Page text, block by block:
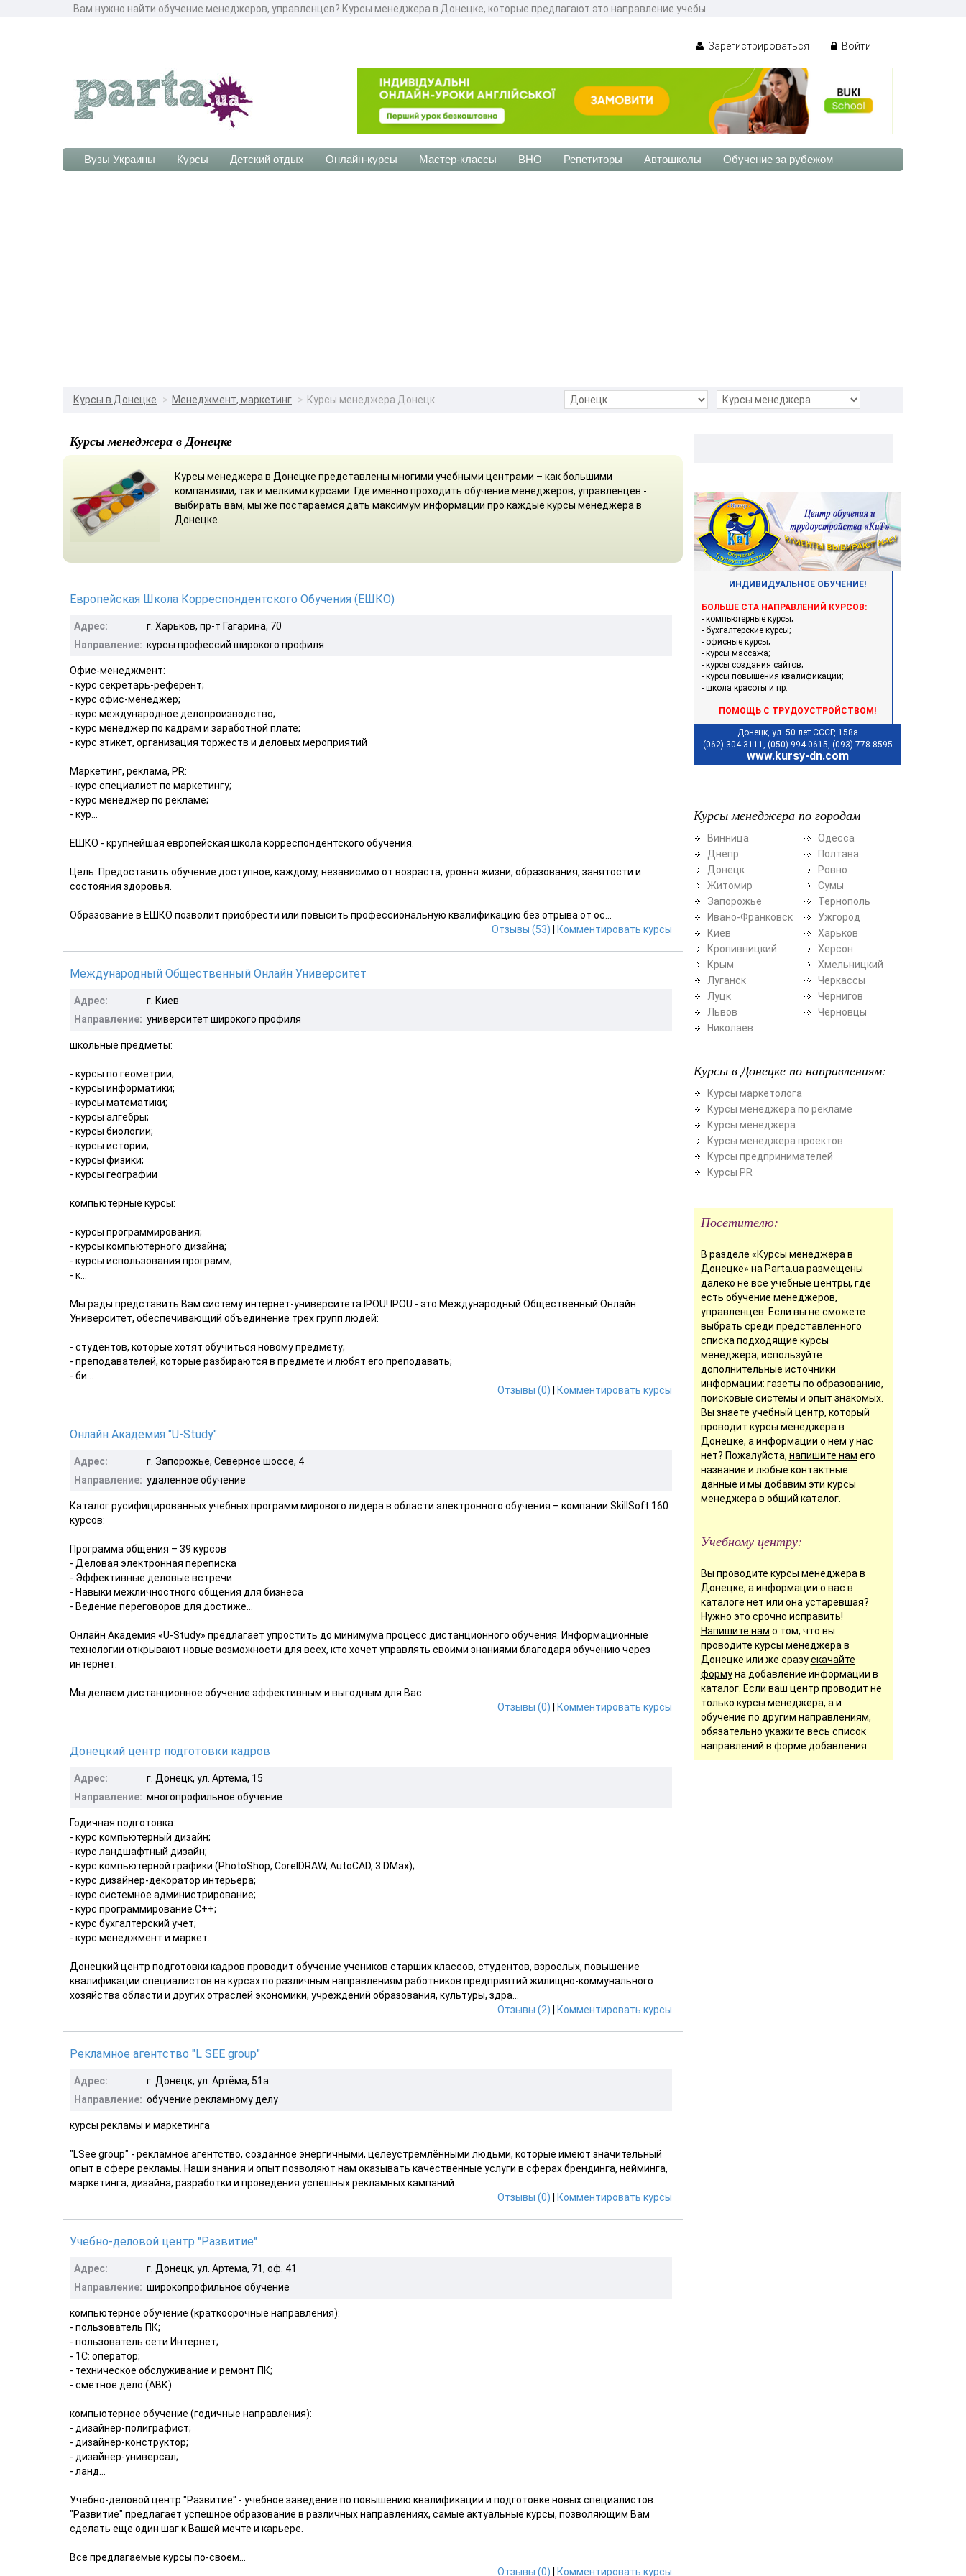
Вам нужно найти обучение менеджеров, управленцев? Курсы менеджера в Донецке, которые предлагают это направление учебы
Зарегистрироваться Войти
Вузы Украины Курсы Детский отдых Онлайн-курсы Мастер-классы ВНО Репетиторы Автошколы Обучение за рубежом
Курсы в Донецке Менеджмент, маркетинг Курсы менеджера Донецк
Курсы менеджера в Донецке
Курсы менеджера в Донецке представлены многими учебными центрами – как большими
компаниями, так и мелкими курсами. Где именно проходить обучение менеджеров, управленцев -
выбирать вам, мы же постараемся дать максимум информации про каждые курсы менеджера в
Донецке.
Европейская Школа Корреспондентского Обучения (ЕШКО)
Адрес:
г. Харьков, пр-т Гагарина, 70
Направление: курсы профессий широкого профиля
Офис-менеджмент:
- курс секретарь-референт;
- курс офис-менеджер;
- курс международное делопроизводство;
- курс менеджер по кадрам и заработной плате;
- курс этикет, организация торжеств и деловых мероприятий
Маркетинг, реклама, РR:
- курс специалист по маркетингу;
- курс менеджер по рекламе;
- кур...
ЕШКО - крупнейшая европейская школа корреспондентского обучения.
Цель: Предоставить обучение доступное, каждому, независимо от возраста, уровня жизни, образования, занятости и
состояния здоровья.
Образование в ЕШКО позволит приобрести или повысить профессиональную квалификацию без отрыва от ос...
Отзывы (53)
Комментировать курсы
Международный Общественный Онлайн Университет
Адрес:
г. Киев
Направление: университет широкого профиля
школьные предметы:
- курсы по геометрии;
- курсы информатики;
- курсы математики;
- курсы алгебры;
- курсы биологии;
- курсы истории;
- курсы физики;
- курсы географии
компьютерные курсы:
- курсы программирования;
- курсы компьютерного дизайна;
- курсы использования программ;
- к...
Мы рады представить Вам систему интернет-университета IPOU! IPOU - это Международный Общественный Онлайн
Университет, обеспечивающий объединение трех групп людей:
- студентов, которые хотят обучиться новому предмету;
- преподавателей, которые разбираются в предмете и любят его преподавать;
- би...
Отзывы (0)
Комментировать курсы
Онлайн Академия "U-Study"
Адрес:
г. Запорожье, Северное шоссе, 4
Направление: удаленное обучение
Каталог русифицированных учебных программ мирового лидера в области электронного обучения – компании SkillSoft 160
курсов:
Программа общения – 39 курсов
- Деловая электронная переписка
- Эффективные деловые встречи
- Навыки межличностного общения для бизнеса
- Ведение переговоров для достиже...
Онлайн Академия «U-Study» предлагает упростить до минимума процесс дистанционного обучения. Информационные
технологии открывают новые возможности для всех, кто хочет управлять своими знаниями благодаря обучению через
интернет.
Мы делаем дистанционное обучение эффективным и выгодным для Вас.
Отзывы (0)
Комментировать курсы
Донецкий центр подготовки кадров
Адрес:
г. Донецк, ул. Артема, 15
Направление: многопрофильное обучение
Годичная подготовка:
- курс компьютерный дизайн;
- курс ландшафтный дизайн;
- курс компьютерной графики (PhotoShop, CorelDRAW, AutoCAD, 3 DMax);
- курс дизайнер-декоратор интерьера;
- курс системное администрирование;
- курс программирование С++;
- курс бухгалтерский учет;
- курс менеджмент и маркет...
Донецкий центр подготовки кадров проводит обучение учеников старших классов, студентов, взрослых, повышение
квалификации специалистов на курсах по различным направлениям работников предприятий жилищно-коммунального
хозяйства области и других отраслей экономики, учреждений образования, культуры, здра...
Отзывы (2)
Комментировать курсы
Рекламное агентство "L SEE group"
Адрес:
г. Донецк, ул. Артёма, 51а
Направление: обучение рекламному делу
курсы рекламы и маркетинга
"LSee group" - рекламное агентство, созданное энергичными, целеустремлёнными людьми, которые имеют значительный
опыт в сфере рекламы. Наши знания и опыт позволяют нам оказывать качественные услуги в сферах брендинга, нейминга,
маркетинга, дизайна, разработки и проведения успешных рекламных кампаний.
Отзывы (0)
Комментировать курсы
Учебно-деловой центр "Развитие"
Адрес:
г. Донецк, ул. Артема, 71, оф. 41
Направление: широкопрофильное обучение
компьютерное обучение (краткосрочные направления):
- пользователь ПК;
- пользователь сети Интернет;
- 1С: оператор;
- техническое обслуживание и ремонт ПК;
- сметное дело (АВК)
компьютерное обучение (годичные направления):
- дизайнер-полиграфист;
- дизайнер-конструктор;
- дизайнер-универсал;
- ланд...
Учебно-деловой центр "Развитие" - учебное заведение по повышению квалификации и подготовке новых специалистов.
"Развитие" предлагает успешное образование в различных направлениях, самые актуальные курсы, позволяющим Вам
сделать еще один шаг к Вашей мечте и карьере.
Все предлагаемые курсы по-своем...
Отзывы (0)
Комментировать курсы
ИНДИВИДУАЛЬНОЕ ОБУЧЕНИЕ!
БОЛЬШЕ СТА НАПРАВЛЕНИЙ КУРСОВ:
- компьютерные курсы;
- бухгалтерские курсы;
- офисные курсы;
- курсы массажа;
- курсы создания сайтов;
- курсы повышения квалификации;
- школа красоты и пр.
ПОМОЩЬ С ТРУДОУСТРОЙСТВОМ!
Донецк, ул. 50 лет СССР, 158а
(062) 304-3111, (050) 994-0615, (093) 778-8595
www.kursy-dn.com
Курсы менеджера по городам
Винница
Днепр
Донецк
Житомир
Запорожье
Ивано-Франковск
Киев
Кропивницкий
Крым
Луганск
Луцк
Львов
Николаев
Одесса
Полтава
Ровно
Сумы
Тернополь
Ужгород
Харьков
Херсон
Хмельницкий
Черкассы
Чернигов
Черновцы
Курсы в Донецке по направлениям:
Курсы маркетолога
Курсы менеджера по рекламе
Курсы менеджера
Курсы менеджера проектов
Курсы предпринимателей
Курсы PR
Посетителю:
В разделе «Курсы менеджера в
Донецке» на Parta.ua размещены
далеко не все учебные центры, где
есть обучение менеджеров,
управленцев. Если вы не сможете
выбрать среди представленного
списка подходящие курсы
менеджера, используйте
дополнительные источники
информации: газеты по образованию,
поисковые системы и опыт знакомых.
Вы знаете учебный центр, который
проводит курсы менеджера в
Донецке, а информации о нем у нас
нет? Пожалуйста, напишите нам его
название и любые контактные
данные и мы добавим эти курсы
менеджера в общий каталог.
Учебному центру:
Вы проводите курсы менеджера в
Донецке, а информации о вас в
каталоге нет или она устаревшая?
Нужно это срочно исправить!
Напишите нам о том, что вы
проводите курсы менеджера в
Донецке или же сразускачайте
формуна добавление информации в
каталог. Если ваш центр проводит не
только курсы менеджера, а и
обучение по другим направлениям,
обязательно укажите весь список
направлений в форме добавления.